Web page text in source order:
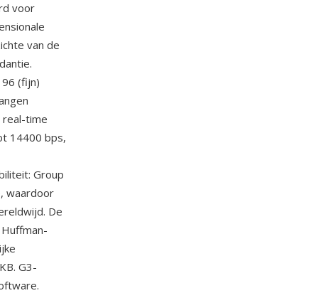
voor
van de
(fijn)
real-time
14400 bps,
Group
waardoor
De
G3-